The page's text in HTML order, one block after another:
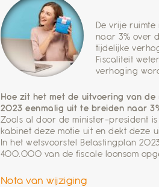
De vrije
naar 3% over
tijdelijke
Fiscaliteit
verhoging
Hoe zit het met de uitvoering van
2023 eenmalig uit te breiden naar
Zoals al door de minister-president
kabinet deze motie uit en dekt deze
In het wetsvoorstel Belastingplan
400.000 van de fiscale loonsom
Nota van wijziging